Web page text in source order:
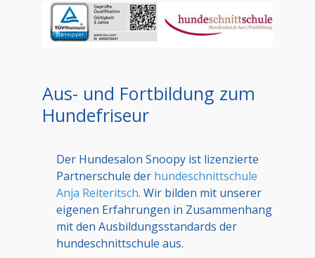
Aus- und Fortbildung zum
Hundefriseur
Der Hundesalon Snoopy ist lizenzierte
Partnerschule der hundeschnittschule
Anja Reiteritsch. Wir bilden mit unserer
eigenen Erfahrungen in Zusammenhang
mit den Ausbildungsstandards der
hundeschnittschule aus.